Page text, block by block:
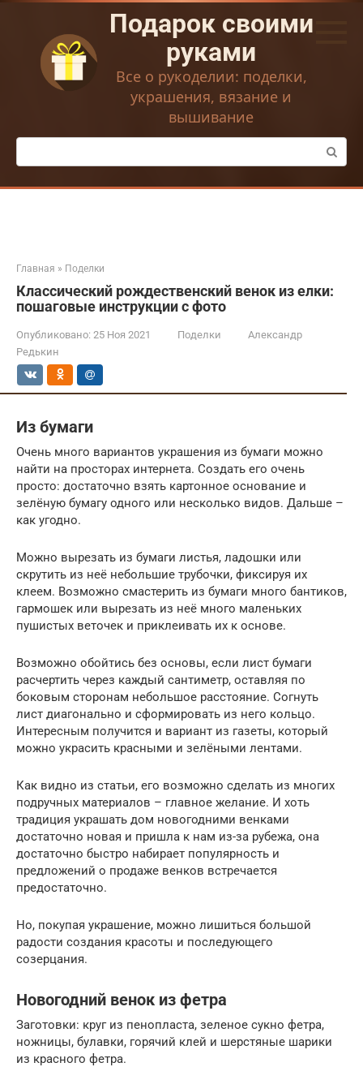
Перейти
контенту
Подарок своими
руками
Все о рукоделии: поделки,
украшения, вязание и
вышивание
Поиск:
Главная » Поделки
Классический рождественский венок из елки:
пошаговые инструкции с фото
Опубликовано: 25 Ноя 2021 Поделки
Александр
Редькин
Из бумаги
Очень много вариантов украшения из бумаги можно
найти на просторах интернета. Создать его очень
просто: достаточно взять картонное основание и
зелёную бумагу одного или несколько видов. Дальше –
как угодно.
Можно вырезать из бумаги листья, ладошки или
скрутить из неё небольшие трубочки, фиксируя их
клеем. Возможно смастерить из бумаги много бантиков,
гармошек или вырезать из неё много маленьких
пушистых веточек и приклеивать их к основе.
Возможно обойтись без основы, если лист бумаги
расчертить через каждый сантиметр, оставляя по
боковым сторонам небольшое расстояние. Согнуть
лист диагонально и сформировать из него кольцо.
Интересным получится и вариант из газеты, который
можно украсить красными и зелёными лентами.
Как видно из статьи, его возможно сделать из многих
подручных материалов – главное желание. И хоть
традиция украшать дом новогодними венками
достаточно новая и пришла к нам из-за рубежа, она
достаточно быстро набирает популярность и
предложений о продаже венков встречается
предостаточно.
Но, покупая украшение, можно лишиться большой
радости создания красоты и последующего
созерцания.
Новогодний венок из фетра
Заготовки: круг из пенопласта, зеленое сукно фетра,
ножницы, булавки, горячий клей и шерстяные шарики
из красного фетра.